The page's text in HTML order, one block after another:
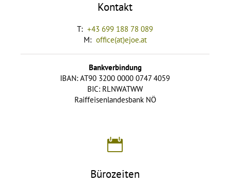
Kontakt
T: +43 699 188 78 089
M: office(at)ejoe.at
Bankverbindung
IBAN: AT90 3200 0000 0747 4059
BIC: RLNWATWW
Raiffeisenlandesbank NÖ
Bürozeiten